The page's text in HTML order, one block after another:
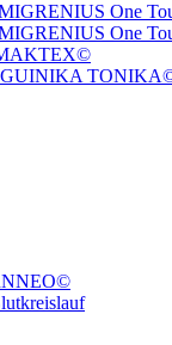
One
One